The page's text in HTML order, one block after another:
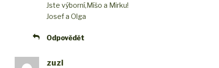
Jste výborní,Míšo a Mirku!
Josef a Olga
Odpovědět
zuzi